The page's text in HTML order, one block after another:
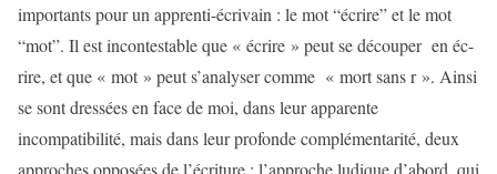
importants pour un apprenti-écrivain : le mot “écrire” et le mot
“mot”. Il est incontestable que « écrire » peut se découper en éc-
rire, et que « mot » peut s’analyser comme « mort sans r ». Ainsi
se sont dressées en face de moi, dans leur apparente
incompatibilité, mais dans leur profonde complémentarité, deux
approches opposées de l’écriture : l’approche ludique d’abord, qui